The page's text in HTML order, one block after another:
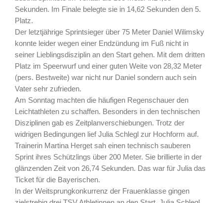
Sekunden. Im Finale belegte sie in 14,62 Sekunden den 5.
Platz.
Der letztjährige Sprintsieger über 75 Meter Daniel Wilimsky
konnte leider wegen einer Endzündung im Fuß nicht in
seiner Lieblingsdisziplin an den Start gehen. Mit dem dritten
Platz im Speerwurf und einer guten Weite von 28,32 Meter
(pers. Bestweite) war nicht nur Daniel sondern auch sein
Vater sehr zufrieden.
Am Sonntag machten die häufigen Regenschauer den
Leichtathleten zu schaffen. Besonders in den technischen
Disziplinen gab es Zeitplanverschiebungen. Trotz der
widrigen Bedingungen lief Julia Schlegl zur Hochform auf.
Trainerin Martina Herget sah einen technisch sauberen
Sprint ihres Schützlings über 200 Meter. Sie brillierte in der
glänzenden Zeit von 26,74 Sekunden. Das war für Julia das
Ticket für die Bayerischen.
In der Weitsprungkonkurrenz der Frauenklasse gingen